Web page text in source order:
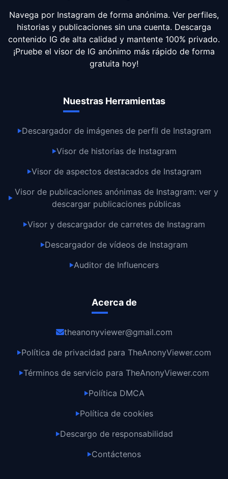
Navega por Instagram de forma anónima. Ver perfiles,
historias y publicaciones sin una cuenta. Descarga
contenido IG de alta calidad y mantente 100% privado.
¡Pruebe el visor de IG anónimo más rápido de forma
gratuita hoy!
Nuestras Herramientas
▶Descargador de imágenes de perfil de Instagram
▶Visor de historias de Instagram
▶Visor de aspectos destacados de Instagram
▶
Visor de publicaciones anónimas de Instagram: ver y
descargar publicaciones públicas
▶Visor y descargador de carretes de Instagram
▶Descargador de vídeos de Instagram
▶Auditor de Influencers
Acerca de
theanonyviewer@gmail.com
▶Política de privacidad para TheAnonyViewer.com
▶Términos de servicio para TheAnonyViewer.com
▶Política DMCA
▶Política de cookies
▶Descargo de responsabilidad
▶Contáctenos